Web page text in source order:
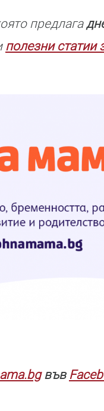
предлага
полезни статии
във